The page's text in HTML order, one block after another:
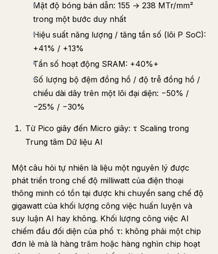
Mật độ bóng bán dẫn: 155 → 238 MTr/mm²
trong một bước duy nhất
Hiệu suất năng lượng / tăng tần số (lõi P SoC):
+41% / +13%
Tần số hoạt động SRAM: +40%+
Số lượng bộ đệm đồng hồ / độ trễ đồng hồ /
chiều dài dây trên một lõi đại diện: −50% /
−25% / −30%
Từ Pico giây đến Micro giây: τ Scaling trong
Trung tâm Dữ liệu AI
Một câu hỏi tự nhiên là liệu một nguyên lý được
phát triển trong chế độ milliwatt của điện thoại
thông minh có tồn tại được khi chuyển sang chế độ
gigawatt của khối lượng công việc huấn luyện và
suy luận AI hay không. Khối lượng công việc AI
chiếm đầu đối diện của phổ τ: không phải một chip
đơn lẻ mà là hàng trăm hoặc hàng nghìn chip hoạt